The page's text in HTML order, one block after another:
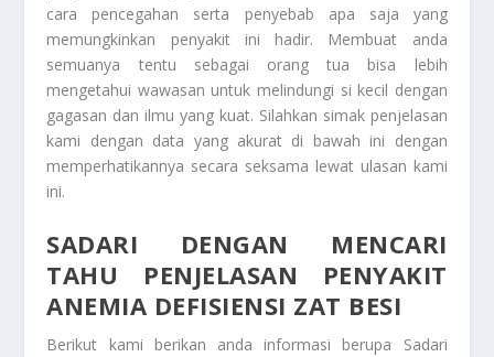
cara pencegahan serta penyebab apa saja yang
memungkinkan penyakit ini hadir. Membuat anda
semuanya tentu sebagai orang tua bisa lebih
mengetahui wawasan untuk melindungi si kecil dengan
gagasan dan ilmu yang kuat. Silahkan simak penjelasan
kami dengan data yang akurat di bawah ini dengan
memperhatikannya secara seksama lewat ulasan kami
ini.
SADARI DENGAN MENCARI
TAHU PENJELASAN PENYAKIT
ANEMIA DEFISIENSI ZAT BESI
Berikut kami berikan anda informasi berupa Sadari